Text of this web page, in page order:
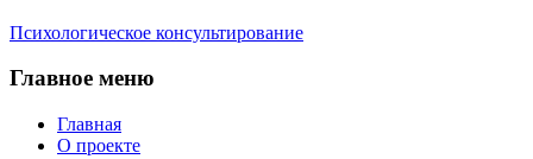
Психологическое консультирование
Главное меню
Главная
О проекте